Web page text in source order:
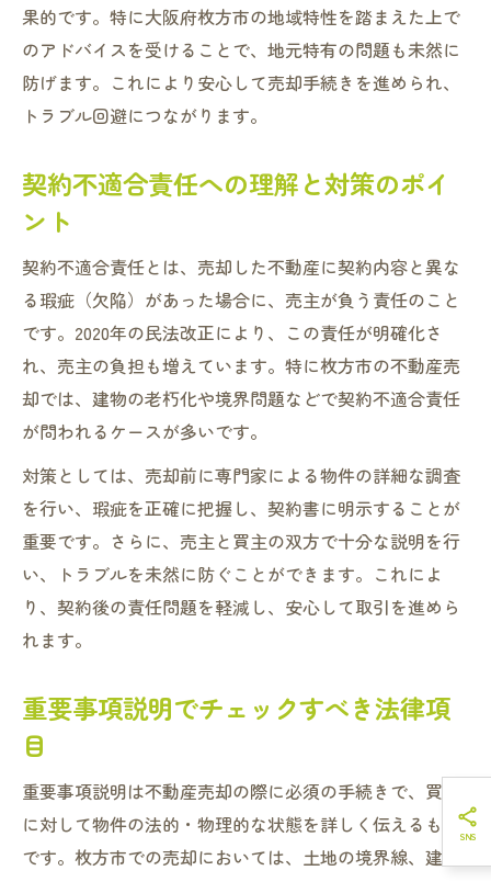
果的です。特に大阪府枚方市の地域特性を踏まえた上で
のアドバイスを受けることで、地元特有の問題も未然に
防げます。これにより安心して売却手続きを進められ、
トラブル回避につながります。
契約不適合責任への理解と対策のポイ
ント
契約不適合責任とは、売却した不動産に契約内容と異な
る瑕疵（欠陥）があった場合に、売主が負う責任のこと
です。2020年の民法改正により、この責任が明確化さ
れ、売主の負担も増えています。特に枚方市の不動産売
却では、建物の老朽化や境界問題などで契約不適合責任
が問われるケースが多いです。
対策としては、売却前に専門家による物件の詳細な調査
を行い、瑕疵を正確に把握し、契約書に明示することが
重要です。さらに、売主と買主の双方で十分な説明を行
い、トラブルを未然に防ぐことができます。これによ
り、契約後の責任問題を軽減し、安心して取引を進めら
れます。
重要事項説明でチェックすべき法律項
目
重要事項説明は不動産売却の際に必須の手続きで、買主
に対して物件の法的・物理的な状態を詳しく伝えるもの
です。枚方市での売却においては、土地の境界線、建築